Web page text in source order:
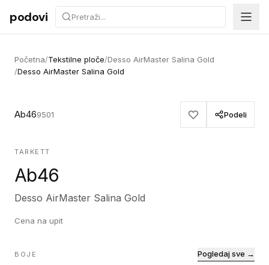
Preskoči na sadržaj
podovi
Početna/Tekstilne ploče/Desso AirMaster Salina Gold
/Desso AirMaster Salina Gold
Ab469501 Podeli
TARKETT
Ab46
Desso AirMaster Salina Gold
Cena na upit
BOJE Pogledaj sve →